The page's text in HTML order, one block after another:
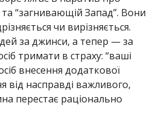
“загнивающій Запад”. Вони
чи вирізняється.
за джинси, а тепер — за
тримати в страху: “ваші
внесення додаткової
від насправді важливого,
перестає раціонально